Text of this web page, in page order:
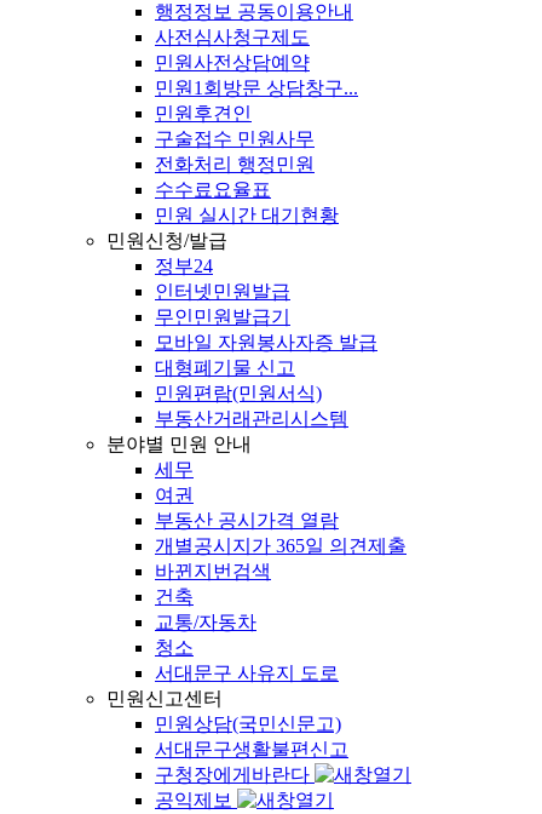
행정정보 공동이용안내
사전심사청구제도
민원사전상담예약
민원1회방문 상담창구...
민원후견인
구술접수 민원사무
전화처리 행정민원
수수료요율표
민원 실시간 대기현황
민원신청/발급
정부24
인터넷민원발급
무인민원발급기
모바일 자원봉사자증 발급
대형폐기물 신고
민원편람(민원서식)
부동산거래관리시스템
분야별 민원 안내
세무
여권
부동산 공시가격 열람
개별공시지가 365일 의견제출
바뀐지번검색
건축
교통/자동차
청소
서대문구 사유지 도로
민원신고센터
민원상담(국민신문고)
서대문구생활불편신고
구청장에게바란다
공익제보